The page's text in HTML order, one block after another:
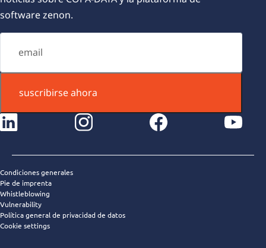
software zenon.
suscribirse ahora
facebook youtube
Condiciones generales
Pie de imprenta
Whistleblowing
Vulnerability
Política general de privacidad de datos
Cookie settings